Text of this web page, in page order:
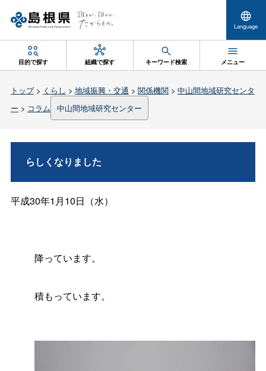
Language
目的で探す 組織で探す キーワード検索 メニュー
トップ> くらし > 地域振興・交通 > 関係機関> 中山間地域研究センタ
ー > コラム 中山間地域研究センター
らしくなりました
平成30年1 月10日（水）
降っています。
積もっています。